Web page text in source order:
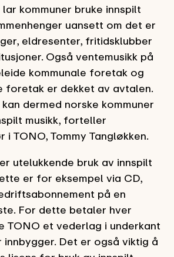
kommuner bruke innspilt
uansett om det er
eldresenter, fritidsklubber
Også ventemusikk på
kommunale foretak og
foretak er dekket av avtalen.
dermed norske kommuner
musikk, forteller
i TONO, Tommy Tangløkken.
utelukkende bruk av innspilt
er for eksempel via CD,
på en
For dette betaler hver
TONO et vederlag i underkant
innbygger. Det er også viktig å